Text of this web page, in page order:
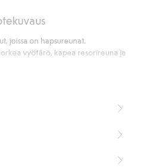
joissa on hapsureunat.
vyötärö, kapea resorireuna ja